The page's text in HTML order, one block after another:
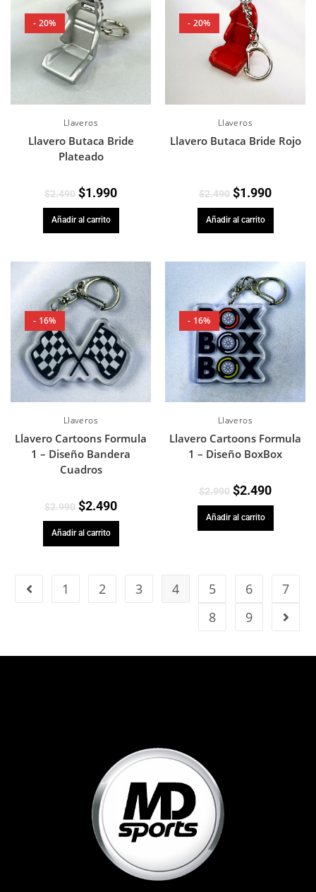
- 20%
Llaveros
Llavero Butaca Bride
Plateado
$2.490 $1.990
Añadir al carrito
- 20%
Llaveros
Llavero Butaca Bride Rojo
$2.490 $1.990
Añadir al carrito
- 16%
Llaveros
Llavero Cartoons Formula
1 – Diseño Bandera
Cuadros
$2.990 $2.490
Añadir al carrito
- 16%
Llaveros
Llavero Cartoons Formula
1 – Diseño BoxBox
$2.990 $2.490
Añadir al carrito
1 2 3 4 5 6
7
8
9